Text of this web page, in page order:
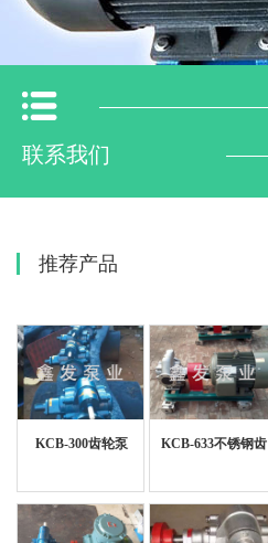
联系我们
推荐产品
KCB-300齿轮泵
KCB-633不锈钢齿